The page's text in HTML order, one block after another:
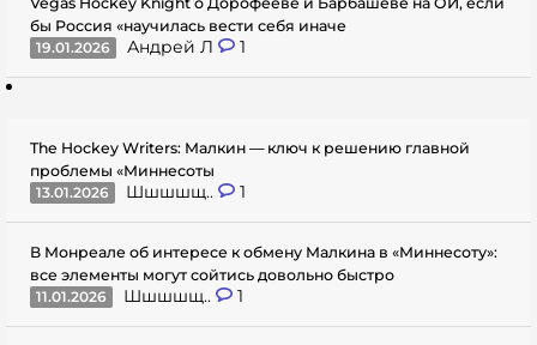
бы Россия «научилась вести себя иначе
19.01.2026
Андрей Л 1
The Hockey Writers: Малкин — ключ к решению главной
проблемы «Миннесоты
13.01.2026
Шшшшщ.. 1
В Монреале об интересе к обмену Малкина в «Миннесоту»:
все элементы могут сойтись довольно быстро
11.01.2026
Шшшшщ.. 1